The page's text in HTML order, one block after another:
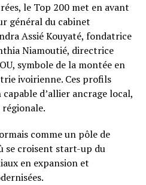
le Top 200 met en avant
général du cabinet
Assié Kouyaté, fondatrice
Niamoutié, directrice
symbole de la montée en
ivoirienne. Ces profils
d’allier ancrage local,
comme un pôle de
se croisent start-up du
en expansion et